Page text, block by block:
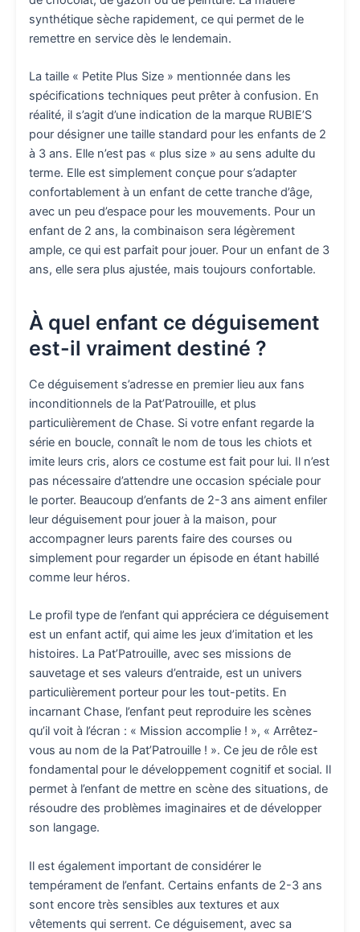
synthétique sèche rapidement, ce qui permet de le
remettre en service dès le lendemain.
La taille « Petite Plus Size » mentionnée dans les
spécifications techniques peut prêter à confusion. En
réalité, il s’agit d’une indication de la marque RUBIE’S
pour désigner une taille standard pour les enfants de 2
à 3 ans. Elle n’est pas « plus size » au sens adulte du
terme. Elle est simplement conçue pour s’adapter
confortablement à un enfant de cette tranche d’âge,
avec un peu d’espace pour les mouvements. Pour un
enfant de 2 ans, la combinaison sera légèrement
ample, ce qui est parfait pour jouer. Pour un enfant de 3
ans, elle sera plus ajustée, mais toujours confortable.
À quel enfant ce déguisement
est-il vraiment destiné ?
Ce déguisement s’adresse en premier lieu aux fans
inconditionnels de la Pat’Patrouille, et plus
particulièrement de Chase. Si votre enfant regarde la
série en boucle, connaît le nom de tous les chiots et
imite leurs cris, alors ce costume est fait pour lui. Il n’est
pas nécessaire d’attendre une occasion spéciale pour
le porter. Beaucoup d’enfants de 2-3 ans aiment enfiler
leur déguisement pour jouer à la maison, pour
accompagner leurs parents faire des courses ou
simplement pour regarder un épisode en étant habillé
comme leur héros.
Le profil type de l’enfant qui appréciera ce déguisement
est un enfant actif, qui aime les jeux d’imitation et les
histoires. La Pat’Patrouille, avec ses missions de
sauvetage et ses valeurs d’entraide, est un univers
particulièrement porteur pour les tout-petits. En
incarnant Chase, l’enfant peut reproduire les scènes
qu’il voit à l’écran : « Mission accomplie ! », « Arrêtez-
vous au nom de la Pat’Patrouille ! ». Ce jeu de rôle est
fondamental pour le développement cognitif et social. Il
permet à l’enfant de mettre en scène des situations, de
résoudre des problèmes imaginaires et de développer
son langage.
Il est également important de considérer le
tempérament de l’enfant. Certains enfants de 2-3 ans
sont encore très sensibles aux textures et aux
vêtements qui serrent. Ce déguisement, avec sa